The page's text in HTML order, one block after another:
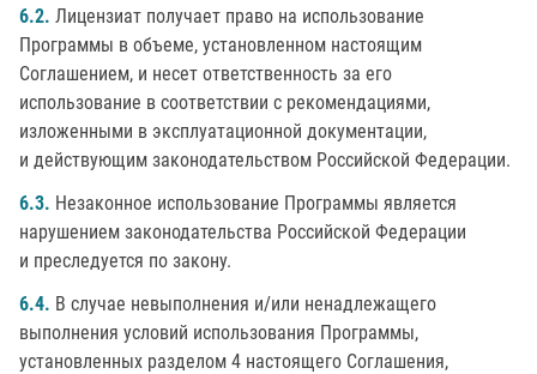
6.2. Лицензиат получает право на использование
Программы в объеме, установленном настоящим
Соглашением, и несет ответственность за его
использование в соответствии с рекомендациями,
изложенными в эксплуатационной документации,
и действующим законодательством Российской Федерации.
6.3. Незаконное использование Программы является
нарушением законодательства Российской Федерации
и преследуется по закону.
6.4. В случае невыполнения и/или ненадлежащего
выполнения условий использования Программы,
установленных разделом 4 настоящего Соглашения,